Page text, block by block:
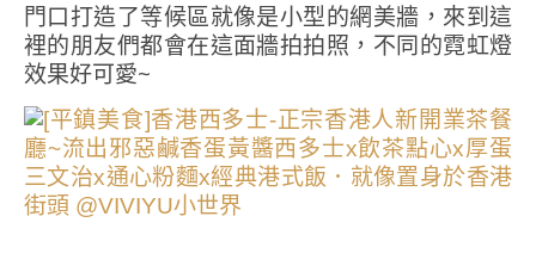
門口打造了等候區就像是小型的網美牆，來到這
裡的朋友們都會在這面牆拍拍照，不同的霓虹燈
效果好可愛~